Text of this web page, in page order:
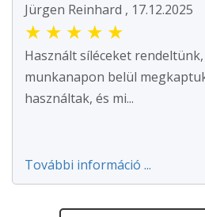
Jürgen Reinhard , 17.12.2025
★ ★ ★ ★ ★
Használt síléceket
munkanapon belül
használtak, és mi...
További információ ...